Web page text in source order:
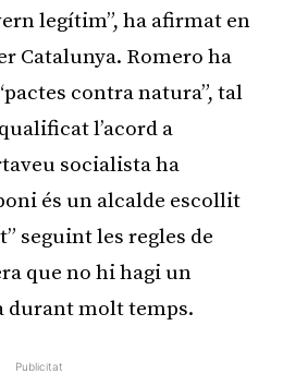
legítim”, ha afirmat en
Catalunya. Romero ha
contra natura”, tal
l’acord a
socialista ha
és un alcalde escollit
seguint les regles de
que no hi hagi un
durant molt temps.
Publicitat